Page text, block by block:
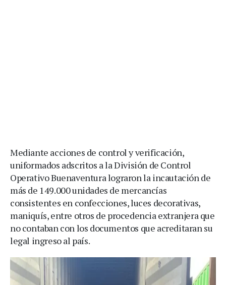
Mediante acciones de control y verificación,
uniformados adscritos a la División de Control
Operativo Buenaventura lograron la incautación de
más de 149.000 unidades de mercancías
consistentes en confecciones, luces decorativas,
maniquís, entre otros de procedencia extranjera que
no contaban con los documentos que acreditaran su
legal ingreso al país.